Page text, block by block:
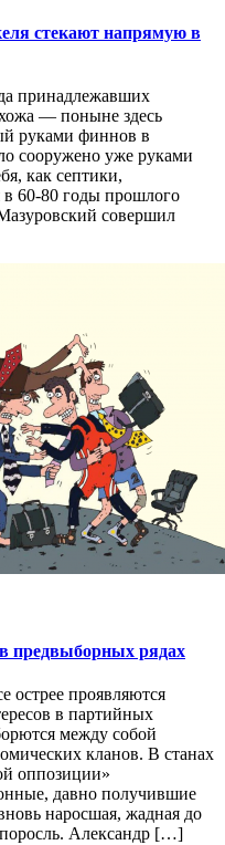
стекают напрямую в
принадлежавших
— поныне здесь
руками финнов в
сооружено уже руками
как септики,
60-80 годы прошлого
совершил
предвыборных рядах
острее проявляются
в партийных
между собой
кланов. В станах
оппозиции»
давно получившие
наросшая, жадная до
Александр […]